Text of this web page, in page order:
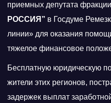
приемных депутата фракции
РОССИЯ” в Госдуме
линии» для оказания
тяжелое финансовое
Бесплатную юридическую
жители этих регионов,
задержек выплат